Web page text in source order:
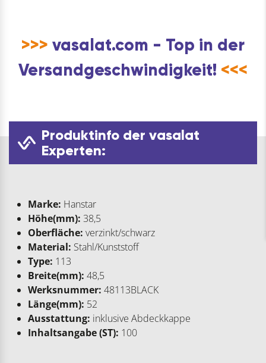
>>> vasalat.com - Top in der
Versandgeschwindigkeit! <<<
Produktinfo der vasalat
Experten:
Marke: Hanstar
Höhe(mm): 38,5
Oberfläche: verzinkt/schwarz
Material: Stahl/Kunststoff
Type: 113
Breite(mm): 48,5
Werksnummer: 48113BLACK
Länge(mm): 52
Ausstattung: inklusive Abdeckkappe
Inhaltsangabe (ST): 100